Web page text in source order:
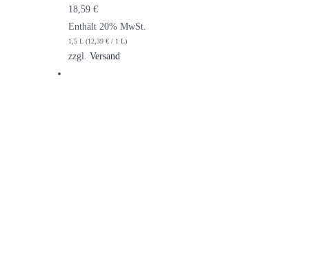
18,59€
Enthält 20% MwSt.
1,5 L (12,39€ / 1 L)
zzgl.Versand